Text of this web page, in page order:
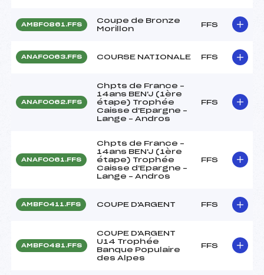
AMBF0861.FFS
Coupe de Bronze
Morillon
FFS
ANAF0063.FFS COURSE NATIONALE FFS
ANAF0062.FFS
Chpts de France –
14ans BEN'J (1ère
étape) Trophée
Caisse d'Epargne –
Lange – Andros
FFS
ANAF0061.FFS
Chpts de France –
14ans BEN'J (1ère
étape) Trophée
Caisse d'Epargne –
Lange – Andros
FFS
AMBF0411.FFS COUPE D'ARGENT FFS
AMBF0481.FFS
COUPE D'ARGENT
U14 Trophée
Banque Populaire
des Alpes
FFS